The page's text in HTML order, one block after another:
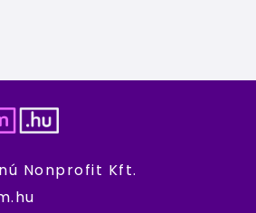
Nonprofit Kft.